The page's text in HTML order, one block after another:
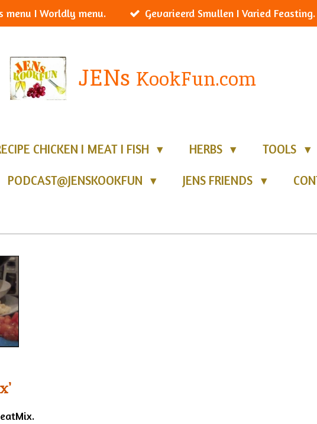
menu I Worldly menu. Gevarieerd Smullen I Varied Feasting.
JENs KookFun.com
CHICKEN I MEAT I FISH HERBS TOOLS
PODCAST@JENSKOOKFUN JENS FRIENDS